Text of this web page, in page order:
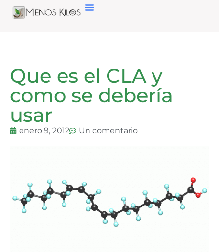
Que es el CLA y
como se debería
usar
enero 9, 2012 Un comentario